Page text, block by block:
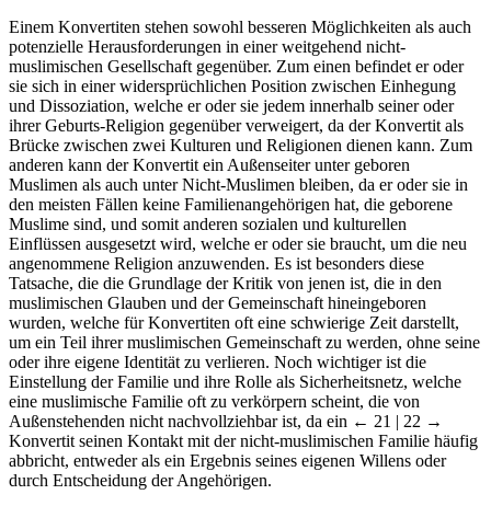
Einem Konvertiten stehen sowohl besseren Möglichkeiten als auch
potenzielle Herausforderungen in einer weitgehend nicht-
muslimischen Gesellschaft gegenüber. Zum einen befindet er oder
sie sich in einer widersprüchlichen Position zwischen Einhegung
und Dissoziation, welche er oder sie jedem innerhalb seiner oder
ihrer Geburts-Religion gegenüber verweigert, da der Konvertit als
Brücke zwischen zwei Kulturen und Religionen dienen kann. Zum
anderen kann der Konvertit ein Außenseiter unter geboren
Muslimen als auch unter Nicht-Muslimen bleiben, da er oder sie in
den meisten Fällen keine Familienangehörigen hat, die geborene
Muslime sind, und somit anderen sozialen und kulturellen
Einflüssen ausgesetzt wird, welche er oder sie braucht, um die neu
angenommene Religion anzuwenden. Es ist besonders diese
Tatsache, die die Grundlage der Kritik von jenen ist, die in den
muslimischen Glauben und der Gemeinschaft hineingeboren
wurden, welche für Konvertiten oft eine schwierige Zeit darstellt,
um ein Teil ihrer muslimischen Gemeinschaft zu werden, ohne seine
oder ihre eigene Identität zu verlieren. Noch wichtiger ist die
Einstellung der Familie und ihre Rolle als Sicherheitsnetz, welche
eine muslimische Familie oft zu verkörpern scheint, die von
Außenstehenden nicht nachvollziehbar ist, da ein ← 21 | 22 →
Konvertit seinen Kontakt mit der nicht-muslimischen Familie häufig
abbricht, entweder als ein Ergebnis seines eigenen Willens oder
durch Entscheidung der Angehörigen.